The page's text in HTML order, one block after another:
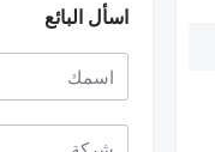
اسأل البائع